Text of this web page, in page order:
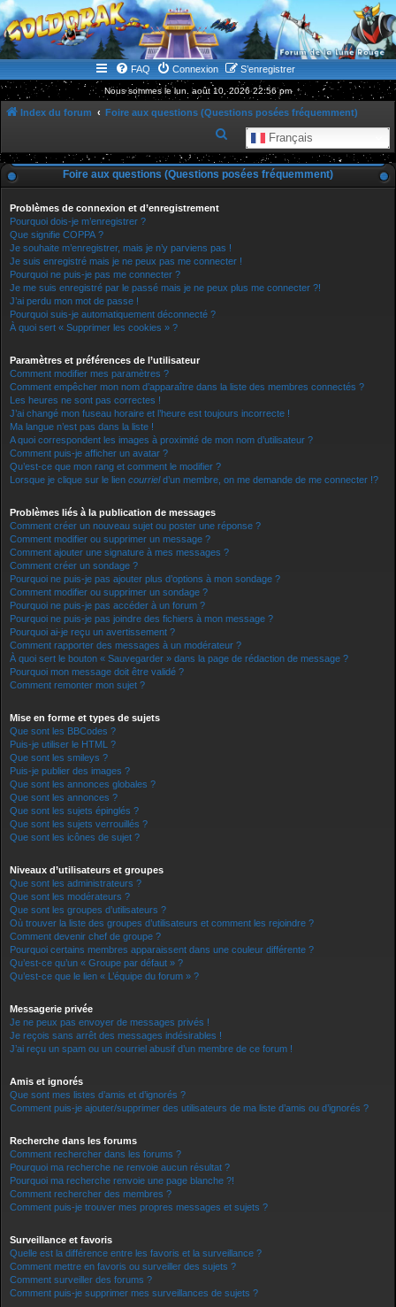
WWW.GOLDORAKGO.COM
le site de la Lune Rouge
FAQ Connexion S’enregistrer
Nous sommes le lun. août 10, 2026 22:56 pm
Index du forum Foire aux questions (Questions posées fréquemment)
Français
e
c
c
Foire aux questions (Questions posées fréquemment)
Problèmes de connexion et d’enregistrement
Pourquoi dois-je m’enregistrer ?
Que signifie COPPA ?
Je souhaite m’enregistrer, mais je n’y parviens pas !
Je suis enregistré mais je ne peux pas me connecter !
Pourquoi ne puis-je pas me connecter ?
Je me suis enregistré par le passé mais je ne peux plus me connecter ?!
J’ai perdu mon mot de passe !
Pourquoi suis-je automatiquement déconnecté ?
À quoi sert « Supprimer les cookies » ?
Paramètres et préférences de l’utilisateur
Comment modifier mes paramètres ?
Comment empêcher mon nom d’apparaître dans la liste des membres connectés ?
Les heures ne sont pas correctes !
J’ai changé mon fuseau horaire et l’heure est toujours incorrecte !
Ma langue n’est pas dans la liste !
A quoi correspondent les images à proximité de mon nom d’utilisateur ?
Comment puis-je afficher un avatar ?
Qu’est-ce que mon rang et comment le modifier ?
Lorsque je clique sur le lien courrield’un membre, on me demande de me connecter !?
Problèmes liés à la publication de messages
Comment créer un nouveau sujet ou poster une réponse ?
Comment modifier ou supprimer un message ?
Comment ajouter une signature à mes messages ?
Comment créer un sondage ?
Pourquoi ne puis-je pas ajouter plus d’options à mon sondage ?
Comment modifier ou supprimer un sondage ?
Pourquoi ne puis-je pas accéder à un forum ?
Pourquoi ne puis-je pas joindre des fichiers à mon message ?
Pourquoi ai-je reçu un avertissement ?
Comment rapporter des messages à un modérateur ?
À quoi sert le bouton « Sauvegarder » dans la page de rédaction de message ?
Pourquoi mon message doit être validé ?
Comment remonter mon sujet ?
Mise en forme et types de sujets
Que sont les BBCodes ?
Puis-je utiliser le HTML ?
Que sont les smileys ?
Puis-je publier des images ?
Que sont les annonces globales ?
Que sont les annonces ?
Que sont les sujets épinglés ?
Que sont les sujets verrouillés ?
Que sont les icônes de sujet ?
Niveaux d’utilisateurs et groupes
Que sont les administrateurs ?
Que sont les modérateurs ?
Que sont les groupes d’utilisateurs ?
Où trouver la liste des groupes d’utilisateurs et comment les rejoindre ?
Comment devenir chef de groupe ?
Pourquoi certains membres apparaissent dans une couleur différente ?
Qu’est-ce qu’un « Groupe par défaut » ?
Qu’est-ce que le lien « L’équipe du forum » ?
Messagerie privée
Je ne peux pas envoyer de messages privés !
Je reçois sans arrêt des messages indésirables !
J’ai reçu un spam ou un courriel abusif d’un membre de ce forum !
Amis et ignorés
Que sont mes listes d’amis et d’ignorés ?
Comment puis-je ajouter/supprimer des utilisateurs de ma liste d’amis ou d’ignorés ?
Recherche dans les forums
Comment rechercher dans les forums ?
Pourquoi ma recherche ne renvoie aucun résultat ?
Pourquoi ma recherche renvoie une page blanche ?!
Comment rechercher des membres ?
Comment puis-je trouver mes propres messages et sujets ?
Surveillance et favoris
Quelle est la différence entre les favoris et la surveillance ?
Comment mettre en favoris ou surveiller des sujets ?
Comment surveiller des forums ?
Comment puis-je supprimer mes surveillances de sujets ?